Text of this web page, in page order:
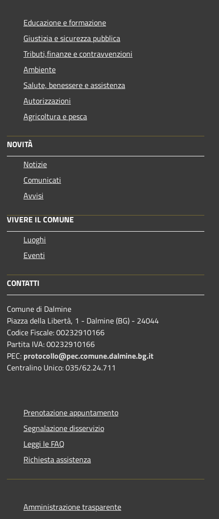
Educazione e formazione
Giustizia e sicurezza pubblica
Tributi,finanze e contravvenzioni
Ambiente
Salute, benessere e assistenza
Autorizzazioni
Agricoltura e pesca
NOVITÀ
Notizie
Comunicati
Avvisi
VIVERE IL COMUNE
Luoghi
Eventi
CONTATTI
Comune di Dalmine
Piazza della Libertà, 1 - Dalmine (BG) - 24044
Codice Fiscale: 00232910166
Partita IVA: 00232910166
PEC: protocollo@pec.comune.dalmine.bg.it
Centralino Unico: 035/62.24.711
Prenotazione appuntamento
Segnalazione disservizio
Leggi le FAQ
Richiesta assistenza
Amministrazione trasparente